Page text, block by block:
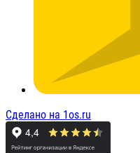
Сделано на 1os.ru